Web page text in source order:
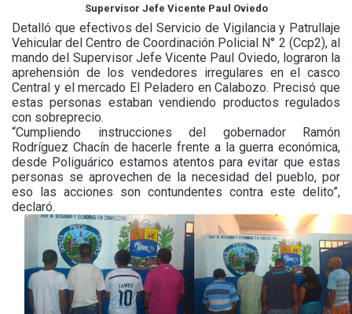
Supervisor Jefe Vicente Paul Oviedo
Detalló que efectivos del Servicio de Vigilancia y Patrullaje
Vehicular del Centro de Coordinación Policial N° 2 (Ccp2), al
mando del Supervisor Jefe Vicente Paul Oviedo, lograron la
aprehensión de los vendedores irregulares en el casco
Central y el mercado El Peladero en Calabozo. Precisó que
estas personas estaban vendiendo productos regulados
con sobreprecio.
“Cumpliendo instrucciones del gobernador Ramón
Rodríguez Chacín de hacerle frente a la guerra económica,
desde Poliguárico estamos atentos para evitar que estas
personas se aprovechen de la necesidad del pueblo, por
eso las acciones son contundentes contra este delito”,
declaró.